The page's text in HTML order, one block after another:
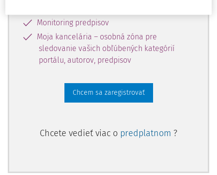
Monitoring predpisov
Moja kancelária – osobná zóna pre
sledovanie vašich obľúbených kategórií
portálu, autorov, predpisov
Chcem sa zaregistrovať
Chcete vedieť viac o predplatnom ?